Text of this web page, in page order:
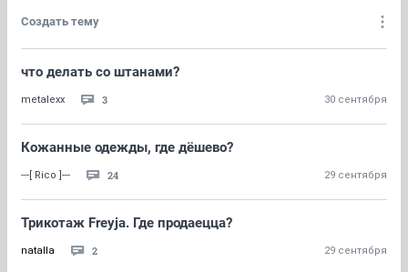
Создать тему
что делать со штанами?
metalexx 3 30 сентября
Кожанные одежды, где дёшево?
---[ Rico ]--- 24 29 сентября
Трикотаж Freyja. Где продаецца?
natalla 2 29 сентября